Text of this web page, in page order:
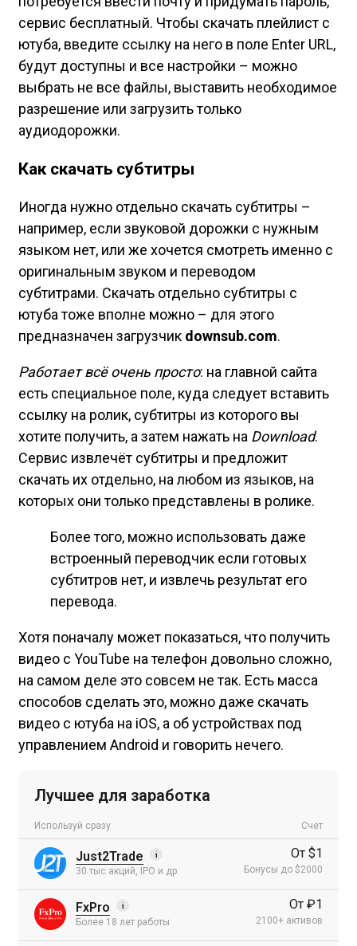
сервис бесплатный. Чтобы скачать плейлист с
ютуба, введите ссылку на него в поле Enter URL,
будут доступны и все настройки – можно
выбрать не все файлы, выставить необходимое
разрешение или загрузить только
аудиодорожки.
Как скачать субтитры
Иногда нужно отдельно скачать субтитры –
например, если звуковой дорожки с нужным
языком нет, или же хочется смотреть именно с
оригинальным звуком и переводом
субтитрами. Скачать отдельно субтитры с
ютуба тоже вполне можно – для этого
предназначен загрузчик downsub.com.
Работает всё очень просто: на главной сайта
есть специальное поле, куда следует вставить
ссылку на ролик, субтитры из которого вы
хотите получить, а затем нажать на Download.
Сервис извлечёт субтитры и предложит
скачать их отдельно, на любом из языков, на
которых они только представлены в ролике.
Более того, можно использовать даже
встроенный переводчик если готовых
субтитров нет, и извлечь результат его
перевода.
Хотя поначалу может показаться, что получить
видео с YouTube на телефон довольно сложно,
на самом деле это совсем не так. Есть масса
способов сделать это, можно даже скачать
видео с ютуба на iOS, а об устройствах под
управлением Android и говорить нечего.
Лучшее для заработка
Используй сразу Счет
Just2Trade
30 тыс акций, IPO и др.
От $1
Бонусы до $2000
FxPro
Более 18 лет работы
От ₽1
2100+ активов